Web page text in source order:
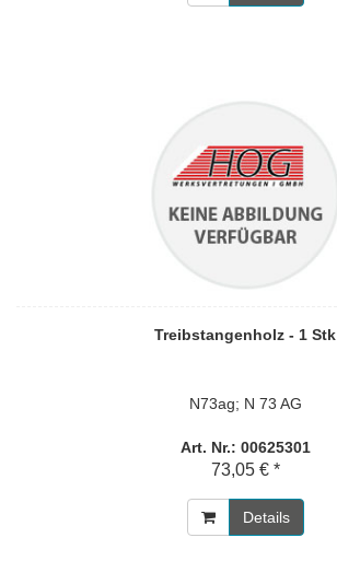
Treibstangenholz - 1 Stk
N73ag; N 73 AG
Art. Nr.: 00625301
73,05 € *
Details